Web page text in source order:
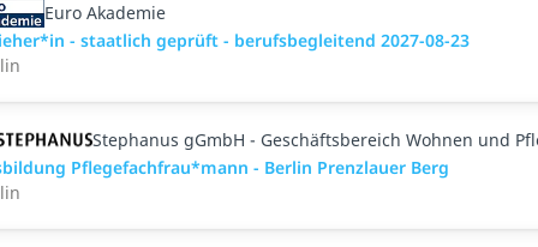
Euro Akademie
- staatlich geprüft - berufsbegleitend 2027-08-23
Stephanus gGmbH - Geschäftsbereich Wohnen und
Pflegefachfrau*mann - Berlin Prenzlauer Berg